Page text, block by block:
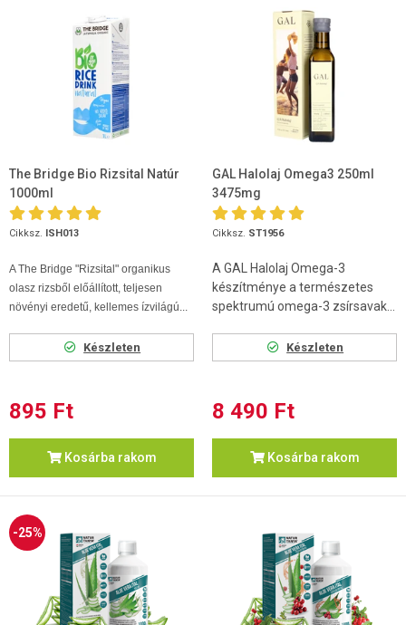
The Bridge Bio Rizsital Natúr
1000ml
Cikksz. ISH013
A The Bridge "Rizsital" organikus
olasz rizsből előállított, teljesen
növényi eredetű, kellemes ízvilágú...
Készleten
895 Ft
Kosárba rakom
GAL Halolaj Omega3 250ml
3475mg
Cikksz. ST1956
A GAL Halolaj Omega-3
készítménye a természetes
spektrumú omega-3 zsírsavak...
Készleten
8 490 Ft
Kosárba rakom
-25%